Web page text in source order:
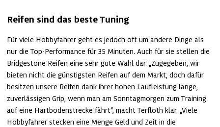
Reifen sind das beste Tuning
Für viele Hobbyfahrer geht es jedoch oft um andere Dinge als
nur die Top-Performance für 35 Minuten. Auch für sie stellen die
Bridgestone Reifen eine sehr gute Wahl dar. „Zugegeben, wir
bieten nicht die günstigsten Reifen auf dem Markt, doch dafür
besitzen unsere Reifen dank ihrer hohen Laufleistung lange,
zuverlässigen Grip, wenn man am Sonntagmorgen zum Training
auf eine Hartbodenstrecke fährt“, macht Terfloth klar. „Viele
Hobbyfahrer stecken eine Menge Geld und Zeit in die